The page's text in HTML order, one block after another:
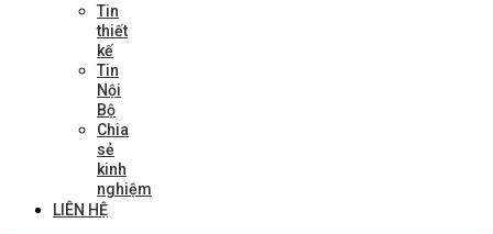
Tin
thiết
kế
Tin
Nội
Bộ
Chia
sẻ
kinh
nghiệm
LIÊN HỆ